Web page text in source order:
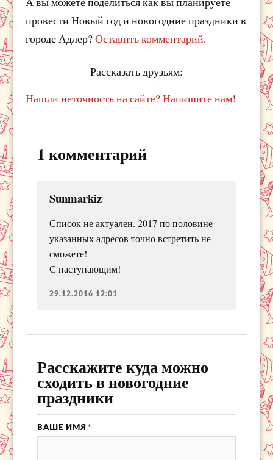
провести Новый год и новогодние праздники в
городе Адлер?Оставить комментарий.
Рассказать друзьям:
Нашли неточность на сайте? Напишите нам!
1 комментарий
Sunmarkiz
Список не актуален. 2017 по половине
указанных адресов точно встретить не
сможете!
С наступающим!
29.12.2016 12:01
Расскажите куда можно
сходить в новогодние
праздники
ВАШЕ ИМЯ *